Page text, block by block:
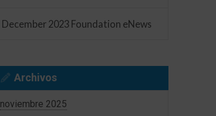
December 2023 Foundation eNews
Archivos
noviembre 2025